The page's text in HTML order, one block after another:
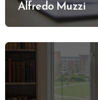
Alfredo Muzzi